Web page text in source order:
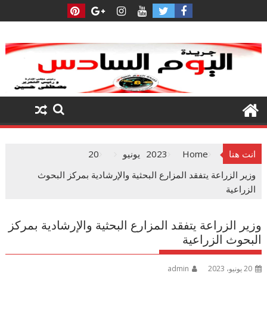
to
انت هنا Home
2023 يونيو
20
وزير الزراعة يتفقد المزارع البحثية والإرشادية بمركز البحوث
الزراعية
وزير الزراعة يتفقد المزارع البحثية والإرشادية بمركز
البحوث الزراعية
20 يونيو، 2023 admin